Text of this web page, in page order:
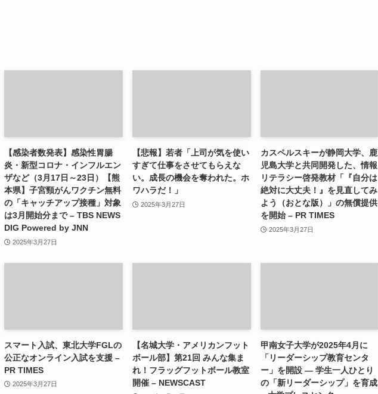
【感染者数発表】感染性胃腸
炎・新型コロナ・インフルエン
ザなど（3月17日～23日）【熊
本県】子宮頸がんワクチン無料
の「キャッチアップ接種」対象
は3月開始分まで – TBS NEWS
DIG Powered by JNN
2025年3月27日
【悲報】若者「上司が気を使い
すぎて仕事をさせてもらえな
い。成長の機会を奪われた。ホ
ワハラだ！」
2025年3月27日
カスペルスキーが静岡大学、鹿
児島大学と共同開発した、情報
リテラシー啓発教材「『自分は
絶対に大丈夫！』を見直してみ
よう（おとな版）」の無償提供
を開始 – PR TIMES
2025年3月27日
スマート入試、東北大学FGLの
公正なオンライン入試を支援 –
PR TIMES
2025年3月27日
【名城大学・アメリカンフット
ボール部】第21回 みんな集ま
れ！フラッグフットボール教室
開催 – NEWSCAST
甲南女子大学が2025年4月に
「リーダーシップ教育センタ
ー」を開設 ― 学生一人ひとり
の「新リーダーシップ」を育成